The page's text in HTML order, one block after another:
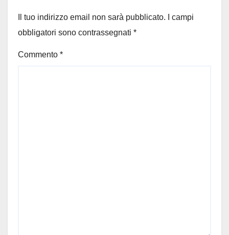
Il tuo indirizzo email non sarà pubblicato.
I campi
obbligatori sono contrassegnati *
Commento *